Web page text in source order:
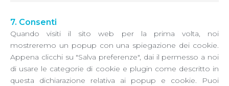
7. Consenti
Quando visiti il sito web per la prima volta, noi
mostreremo un popup con una spiegazione dei cookie.
Appena clicchi su "Salva preferenze", dai il permesso a noi
di usare le categorie di cookie e plugin come descritto in
questa dichiarazione relativa ai popup e cookie. Puoi